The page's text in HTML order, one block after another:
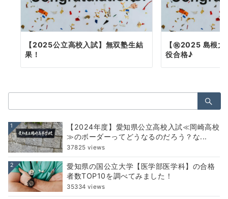
【2025公立高校入試】無双塾生結
果！
【㊗2025 島根
役合格♪
索：
1
【2024年度】愛知県公立高校入試≪岡崎高校
≫のボーダーってどうなるのだろう？な...
37825 views
2
愛知県の国公立大学【医学部医学科】の合格
者数TOP10を調べてみました！
35334 views